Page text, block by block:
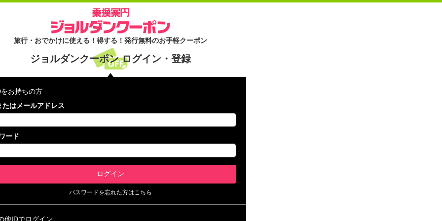
旅行・おでかけに使える！得する！発行無料のお手軽クーポン
ジョルダンクーポン ログイン・登録
お持ちの方
たはメールアドレス
ード
パスワードを忘れた方はこちら
他IDでログイン